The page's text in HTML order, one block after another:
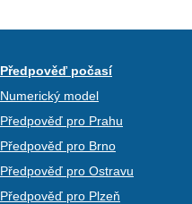
Předpověď počasí
Numerický model
Předpověď pro Prahu
Předpověď pro Brno
Předpověď pro Ostravu
Předpověď pro Plzeň